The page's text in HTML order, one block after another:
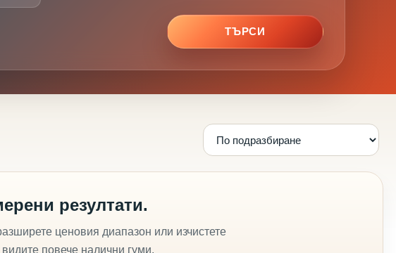
ТЪРСИ
резултати.
ценовия диапазон или изчистете
повече налични гуми.